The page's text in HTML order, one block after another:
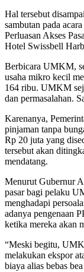
Hal tersebut
sambutan pada
Perluasan Akses
Hotel Swissbell
Berbicara UMKM,
usaha mikro kecil
164 ribu. UMKM
dan permasalahan.
Karenanya,
pinjaman tanpa
Rp 20 juta yang
tersebut akan
mendatang.
Menurut Gubernur
pasar bagi pelaku
menghadapi
adanya pengenaan
ketika mereka akan
“Meski begitu,
melakukan ekspor
biaya alias bebas